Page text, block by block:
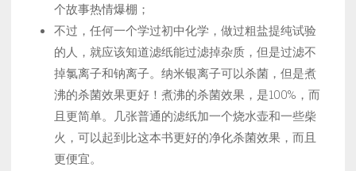
个故事热情爆棚；
不过，任何一个学过初中化学，做过粗盐提纯试验
的人，就应该知道滤纸能过滤掉杂质，但是过滤不
掉氯离子和钠离子。纳米银离子可以杀菌，但是煮
沸的杀菌效果更好！煮沸的杀菌效果，是100%，而
且更简单。几张普通的滤纸加一个烧水壶和一些柴
火，可以起到比这本书更好的净化杀菌效果，而且
更便宜。